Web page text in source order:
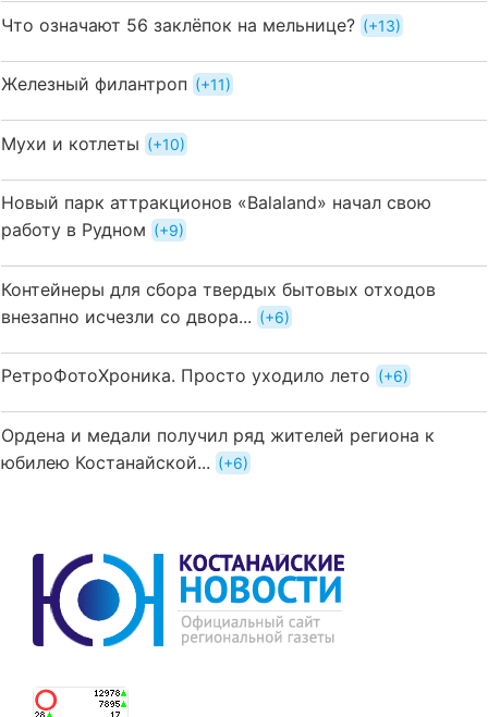
Что означают 56 заклёпок на мельнице? +13
Железный филантроп +11
Мухи и котлеты +10
Новый парк аттракционов «Balaland» начал свою
работу в Рудном
+9
Контейнеры для сбора твердых бытовых отходов
внезапно исчезли со двора...
+6
РетроФотоХроника. Просто уходило лето +6
Ордена и медали получил ряд жителей региона к
юбилею Костанайской...
+6